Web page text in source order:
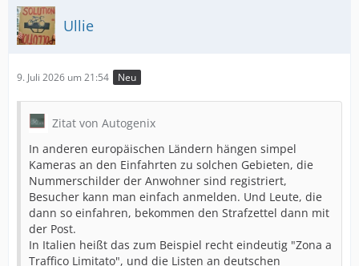
Ullie
9. Juli 2026 um 21:54 Neu
Zitat von Autogenix
In anderen europäischen Ländern hängen simpel
Kameras an den Einfahrten zu solchen Gebieten, die
Nummerschilder der Anwohner sind registriert,
Besucher kann man einfach anmelden. Und Leute, die
dann so einfahren, bekommen den Strafzettel dann mit
der Post.
In Italien heißt das zum Beispiel recht eindeutig "Zona a
Traffico Limitato", und die Listen an deutschen